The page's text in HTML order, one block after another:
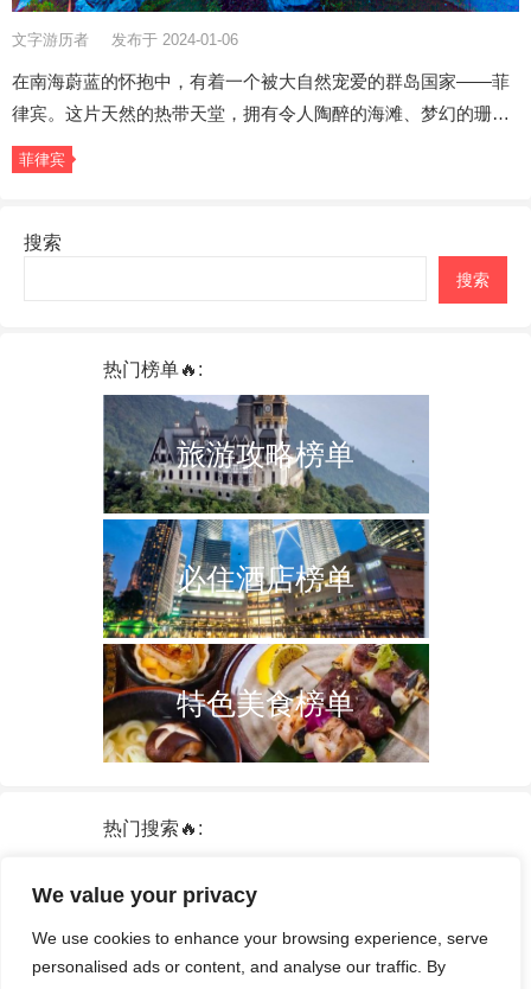
We value your privacy
We use cookies to enhance your browsing experience, serve
personalised ads or content, and analyse our traffic. By
文字游历者 发布于 2024-01-06
在南海蔚蓝的怀抱中，有着一个被大自然宠爱的群岛国家——菲
律宾。这片天然的热带天堂，拥有令人陶醉的海滩、梦幻的珊…
菲律宾
搜索
搜索
热门榜单🔥:
旅游攻略榜单
必住酒店榜单
特色美食榜单
热门搜索🔥:
泰国
中国 火车票
签证
酒店